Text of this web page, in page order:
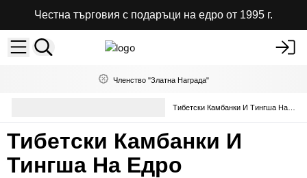
Честна търговия с подаръци на едро от 1995 г.
Членство "Златна Награда"
Тибетски Камбанки И Тингша На Едро
Тибетски Камбанки И
Тингша На Едро